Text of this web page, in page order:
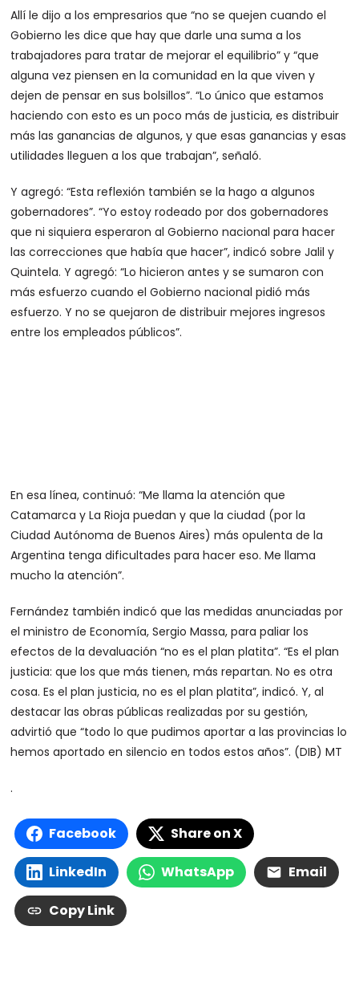
Allí le dijo a los empresarios que “no se quejen cuando el
Gobierno les dice que hay que darle una suma a los
trabajadores para tratar de mejorar el equilibrio” y “que
alguna vez piensen en la comunidad en la que viven y
dejen de pensar en sus bolsillos”. “Lo único que estamos
haciendo con esto es un poco más de justicia, es distribuir
más las ganancias de algunos, y que esas ganancias y esas
utilidades lleguen a los que trabajan”, señaló.
Y agregó: “Esta reflexión también se la hago a algunos
gobernadores”. “Yo estoy rodeado por dos gobernadores
que ni siquiera esperaron al Gobierno nacional para hacer
las correcciones que había que hacer”, indicó sobre Jalil y
Quintela. Y agregó: “Lo hicieron antes y se sumaron con
más esfuerzo cuando el Gobierno nacional pidió más
esfuerzo. Y no se quejaron de distribuir mejores ingresos
entre los empleados públicos”.
En esa línea, continuó: “Me llama la atención que
Catamarca y La Rioja puedan y que la ciudad (por la
Ciudad Autónoma de Buenos Aires) más opulenta de la
Argentina tenga dificultades para hacer eso. Me llama
mucho la atención”.
Fernández también indicó que las medidas anunciadas por
el ministro de Economía, Sergio Massa, para paliar los
efectos de la devaluación “no es el plan platita”. “Es el plan
justicia: que los que más tienen, más repartan. No es otra
cosa. Es el plan justicia, no es el plan platita”, indicó. Y, al
destacar las obras públicas realizadas por su gestión,
advirtió que “todo lo que pudimos aportar a las provincias lo
hemos aportado en silencio en todos estos años”. (DIB) MT
.
Facebook Share on X
LinkedIn WhatsApp Email
Copy Link